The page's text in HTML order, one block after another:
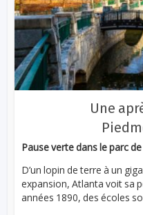
Une
Pause verte dans le parc
D’un lopin de terre à un
expansion, Atlanta voit sa
années 1890, des écoles